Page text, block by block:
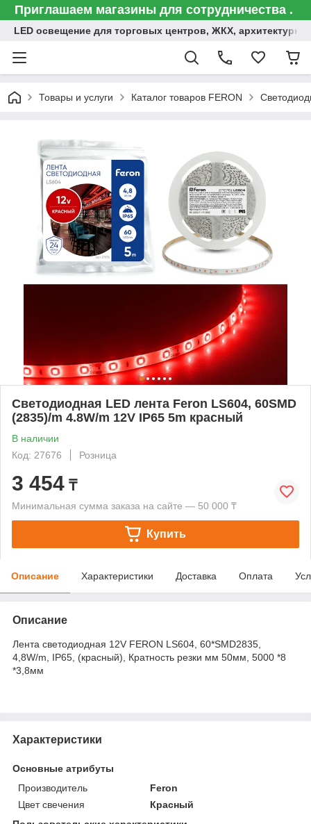
Приглашаем магазины для сотрудничества .
LED освещение для торговых центров, ЖКХ,
Товары и услуги Каталог товаров FERON
Светодиодная LED лента Feron LS604, 60SMD
(2835)/m 4.8W/m 12V IP65 5m красный
В наличии
Код: 27676
Розница
3 454 ₸
Минимальная сумма заказа на сайте — 50 000 ₸
Купить
Описание Характеристики Доставка Оплата
Описание
Лента светодиодная 12V FERON LS604, 60*SMD2835,
4,8W/m, IP65, (красный), Кратность резки мм 50мм, 5000 *8
*3,8мм
Характеристики
Основные атрибуты
Производитель
Feron
Цвет свечения
Красный